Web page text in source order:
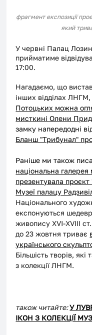
фрагмент експозиції
який
У червні Палац
прийматиме
17:00.
Нагадаємо, що
інших відділах
Потоцьких можна
мисткині Олени
замку напередодні
Бланш "Трибунал"
Раніше ми також
національна галерея
презентувала
Музеї палацу
Національного
експонуються
живопису XVI-XVIII
до 23 жовтня триває
українського
Більшість творів,
з колекції ЛНГМ.
також читайте: У
ІКОН З КОЛЕКЦІЇ